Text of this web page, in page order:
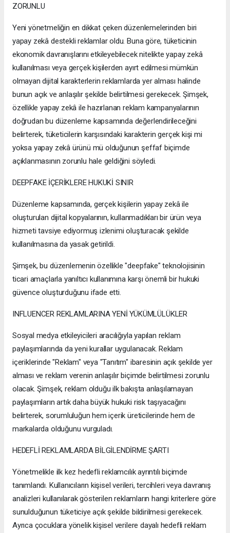
ZORUNLU
Yeni yönetmeliğin en dikkat çeken düzenlemelerinden biri
yapay zekâ destekli reklamlar oldu. Buna göre, tüketicinin
ekonomik davranışlarını etkileyebilecek nitelikte yapay zekâ
kullanılması veya gerçek kişilerden ayırt edilmesi mümkün
olmayan dijital karakterlerin reklamlarda yer alması halinde
bunun açık ve anlaşılır şekilde belirtilmesi gerekecek. Şimşek,
özellikle yapay zekâ ile hazırlanan reklam kampanyalarının
doğrudan bu düzenleme kapsamında değerlendirileceğini
belirterek, tüketicilerin karşısındaki karakterin gerçek kişi mi
yoksa yapay zekâ ürünü mü olduğunun şeffaf biçimde
açıklanmasının zorunlu hale geldiğini söyledi.
DEEPFAKE İÇERİKLERE HUKUKİ SINIR
Düzenleme kapsamında, gerçek kişilerin yapay zekâ ile
oluşturulan dijital kopyalarının, kullanmadıkları bir ürün veya
hizmeti tavsiye ediyormuş izlenimi oluşturacak şekilde
kullanılmasına da yasak getirildi.
Şimşek, bu düzenlemenin özellikle "deepfake" teknolojisinin
ticari amaçlarla yanıltıcı kullanımına karşı önemli bir hukuki
güvence oluşturduğunu ifade etti.
INFLUENCER REKLAMLARINA YENİ YÜKÜMLÜLÜKLER
Sosyal medya etkileyicileri aracılığıyla yapılan reklam
paylaşımlarında da yeni kurallar uygulanacak. Reklam
içeriklerinde "Reklam" veya "Tanıtım" ibaresinin açık şekilde yer
alması ve reklam verenin anlaşılır biçimde belirtilmesi zorunlu
olacak. Şimşek, reklam olduğu ilk bakışta anlaşılamayan
paylaşımların artık daha büyük hukuki risk taşıyacağını
belirterek, sorumluluğun hem içerik üreticilerinde hem de
markalarda olduğunu vurguladı.
HEDEFLİ REKLAMLARDA BİLGİLENDİRME ŞARTI
Yönetmelikle ilk kez hedefli reklamcılık ayrıntılı biçimde
tanımlandı. Kullanıcıların kişisel verileri, tercihleri veya davranış
analizleri kullanılarak gösterilen reklamların hangi kriterlere göre
sunulduğunun tüketiciye açık şekilde bildirilmesi gerekecek.
Ayrıca çocuklara yönelik kişisel verilere dayalı hedefli reklam